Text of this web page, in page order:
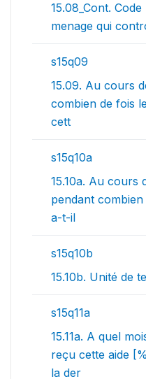
15.08_Cont.
menage qui
s15q09
15.09. Au cours
combien de fois
cett
s15q10a
15.10a. Au cours
pendant
a-t-il
s15q10b
15.10b. Unité de
s15q11a
15.11a. A quel
reçu cette aide
la der